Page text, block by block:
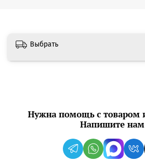
Выбрать
Нужна помощь с товаром
Напишите